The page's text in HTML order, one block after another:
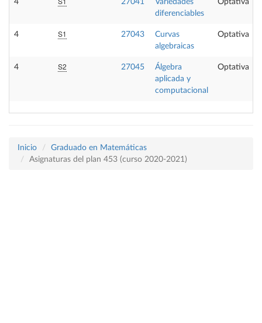
4 27041
Variedades
diferenciables
Optativa
4 S1 27043
Curvas
algebraicas
Optativa
4 S2 27045
Álgebra
aplicada y
computacional
Optativa
Inicio
Graduado en Matemáticas
Asignaturas del plan 453 (curso 2020-2021)